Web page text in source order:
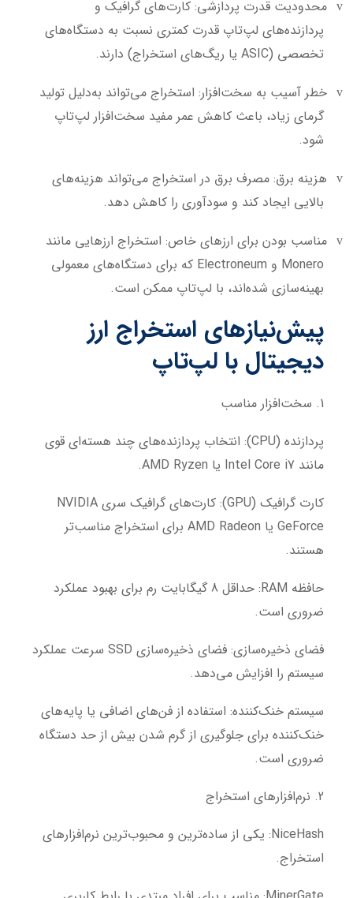
v
محدودیت قدرت پردازشی: کارت‌های گرافیک و
پردازنده‌های لپ‌تاپ قدرت کمتری نسبت به دستگاه‌های
تخصصی (ASIC یا ریگ‌های استخراج) دارند.
v
خطر آسیب به سخت‌افزار: استخراج می‌تواند به‌دلیل تولید
گرمای زیاد، باعث کاهش عمر مفید سخت‌افزار لپ‌تاپ
شود.
v
هزینه برق: مصرف برق در استخراج می‌تواند هزینه‌های
بالایی ایجاد کند و سودآوری را کاهش دهد.
v
مناسب بودن برای ارزهای خاص: استخراج ارزهایی مانند
Monero و Electroneum که برای دستگاه‌های معمولی
بهینه‌سازی شده‌اند، با لپ‌تاپ ممکن است.
پیش‌نیازهای استخراج ارز
دیجیتال با لپ‌تاپ
1. سخت‌افزار مناسب
پردازنده (CPU): انتخاب پردازنده‌های چند هسته‌ای قوی
مانند Intel Core i7 یا AMD Ryzen.
کارت گرافیک (GPU): کارت‌های گرافیک سری NVIDIA
GeForce یا AMD Radeon برای استخراج مناسب‌تر
هستند.
حافظه RAM: حداقل 8 گیگابایت رم برای بهبود عملکرد
ضروری است.
فضای ذخیره‌سازی: فضای ذخیره‌سازی SSD سرعت عملکرد
سیستم را افزایش می‌دهد.
سیستم خنک‌کننده: استفاده از فن‌های اضافی یا پایه‌های
خنک‌کننده برای جلوگیری از گرم شدن بیش از حد دستگاه
ضروری است.
2. نرم‌افزارهای استخراج
NiceHash: یکی از ساده‌ترین و محبوب‌ترین نرم‌افزارهای
استخراج.